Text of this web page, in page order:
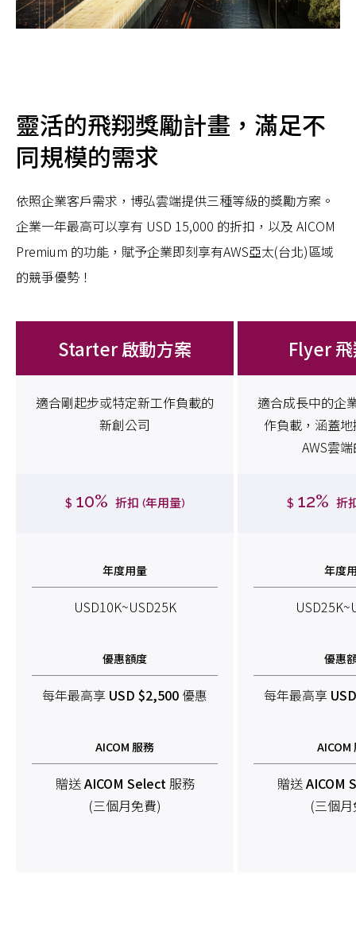
靈活的飛翔獎勵計畫，滿足不
同規模的需求
依照企業客戶需求，博弘雲端提供三種等級的獎勵方案。
企業一年最高可以享有 USD 15,000 的折扣，以及 AICOM
Premium 的功能，賦予企業即刻享有AWS亞太(台北)區域
的競爭優勢！
Starter 啟動方案
適合剛起步或特定新工作負載的
新創公司
$ 10% 折扣 (年用量)
年度用量
USD10K~USD25K
優惠額度
每年最高享 USD $2,500 優惠
AICOM 服務
贈送AICOM Select服務
(三個月免費)
Flyer
適合成長中的企
作負載，涵蓋
AWS雲
$ 12% 折
年度
優惠
每年最高享
AICOM
贈送AICOM
(三個